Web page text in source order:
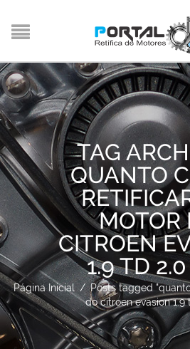
TAG
QUANTO
MOTOR
CITROEN
1.9 TD
Página Inicial / Posts tagged
do citroen evasion 1.9